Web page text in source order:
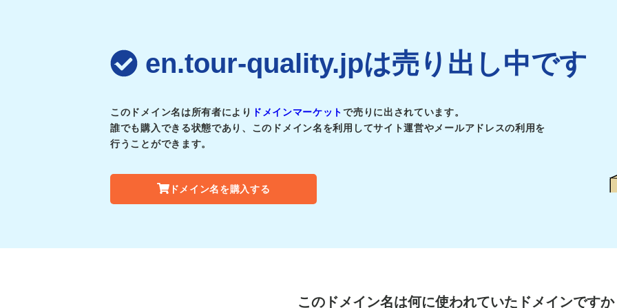
en.tour-quality.jpは売り出し中です
このドメイン名は所有者により ドメインマーケットで売りに出されています。
誰でも購入できる状態であり、このドメイン名を利用してサイト運営やメールアドレスの利用を
行うことができます。
ドメイン名を購入する
このドメイン名は何に使われていたドメインですか